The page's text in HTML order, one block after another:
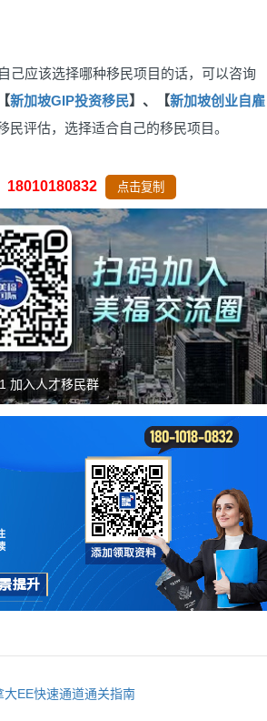
己应该选择哪种移民项目的话，可以咨询
【新加坡GIP投资移民】、【新加坡创业自雇
评估，选择适合自己的移民项目。
18010180832 点击复制
咨询了EB-5
大EE快速通道通关指南